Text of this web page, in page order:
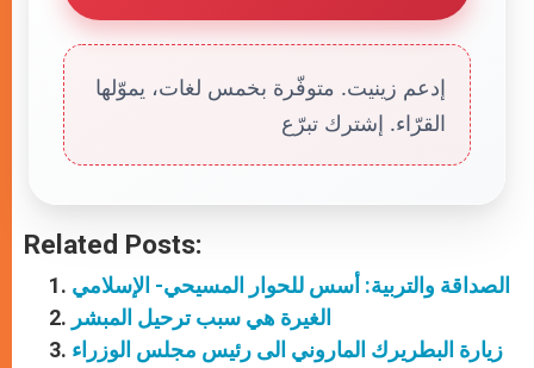
إدعم زينيت. متوفّرة بخمس لغات، يموّلها
القرّاء. إشترك تبرّع
Related Posts:
الصداقة والتربية: أسس للحوار المسيحي- الإسلامي
الغيرة هي سبب ترحيل المبشر
زيارة البطريرك الماروني الى رئيس مجلس الوزراء